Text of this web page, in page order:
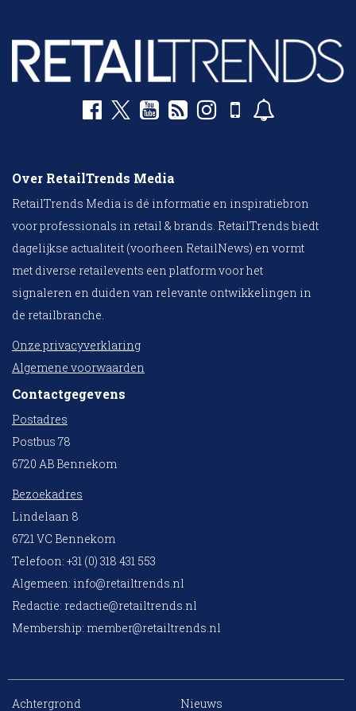
Over RetailTrends Media
RetailTrends Media is dé informatie en inspiratiebron
voor professionals in retail & brands. RetailTrends biedt
dagelijkse actualiteit (voorheen RetailNews) en vormt
met diverse retailevents een platform voor het
signaleren en duiden van relevante ontwikkelingen in
de retailbranche.
Onze privacyverklaring
Algemene voorwaarden
Contactgegevens
Postadres
Postbus 78
6720 AB Bennekom
Bezoekadres
Lindelaan 8
6721 VC Bennekom
Telefoon: +31 (0) 318 431 553
Algemeen: info@retailtrends.nl
Redactie: redactie@retailtrends.nl
Membership: member@retailtrends.nl
Achtergrond Nieuws